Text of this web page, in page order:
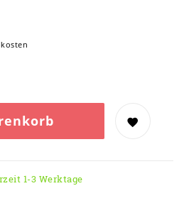
1-3 Werktage